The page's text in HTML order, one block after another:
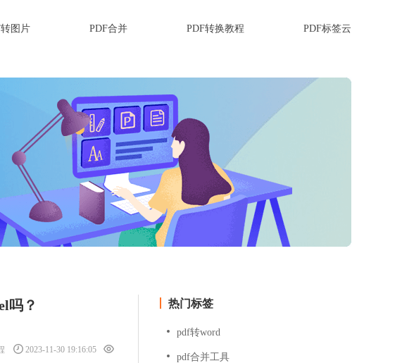
图片 PDF合并 PDF转换教程 PDF标签云
吗？
2023-11-30 19:16:05
热门标签
pdf转word
pdf合并工具